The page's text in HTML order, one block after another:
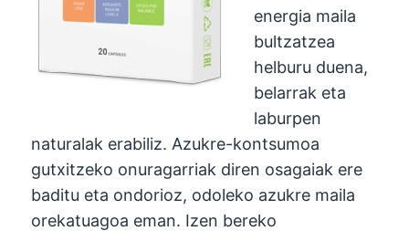
energia maila
bultzatzea
helburu duena,
belarrak eta
laburpen
naturalak erabiliz. Azukre-kontsumoa
gutxitzeko onuragarriak diren osagaiak ere
baditu eta ondorioz, odoleko azukre maila
orekatuagoa eman. Izen bereko